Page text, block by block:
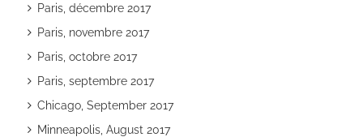
Paris, décembre 2017
Paris, novembre 2017
Paris, octobre 2017
Paris, septembre 2017
Chicago, September 2017
Minneapolis, August 2017